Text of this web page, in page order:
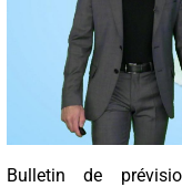
Bulletin de